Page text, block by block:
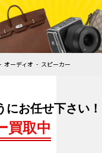
オーディオ スピーカー
にお任せ下さい！
買取中